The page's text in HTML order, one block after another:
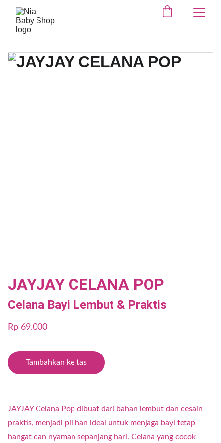
JAYJAY CELANA POP
Celana Bayi Lembut & Praktis
Rp 69.000
Tambahkan ke tas
JAYJAY Celana Pop dibuat dari bahan lembut dan desain
praktis, menjadi pilihan ideal untuk menjaga bayi tetap
hangat dan nyaman sepanjang hari. Celana yang cocok